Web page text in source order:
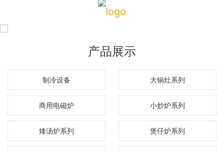
产品展示
制冷设备 大锅灶系列
商用电磁炉 小炒炉系列
矮汤炉系列 煲仔炉系列